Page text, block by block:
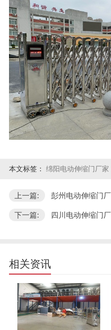
本文标签： 绵阳电动伸缩门厂家
上一篇: 彭州电动伸缩门
下一篇: 四川电动伸缩门
相关资讯